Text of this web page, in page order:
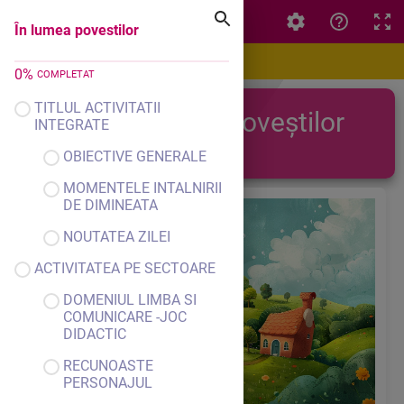
În lumea povestilor
0% COMPLETAT
TITLUL ACTIVITATII
INTEGRATE
OBIECTIVE GENERALE
MOMENTELE INTALNIRII
DE DIMINEATA
NOUTATEA ZILEI
ACTIVITATEA PE SECTOARE
DOMENIUL LIMBA SI
COMUNICARE -JOC
DIDACTIC
RECUNOASTE
PERSONAJUL
În lumea povestilor
În lumea poveștilor